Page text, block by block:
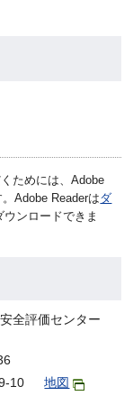
ためには、Adobe
Adobe Readerはダ
ウンロードできま
全評価センター
10
地図